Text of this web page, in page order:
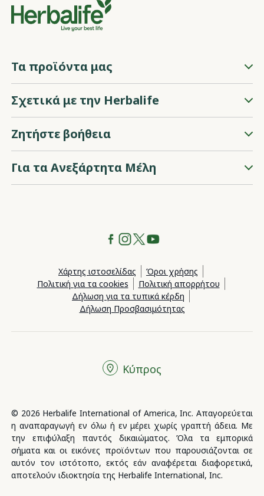
Τα προϊόντα μας
Σχετικά με την Herbalife
Ζητήστε βοήθεια
Για τα Ανεξάρτητα Μέλη
Χάρτης ιστοσελίδας
Όροι χρήσης
Πολιτική για τα cookies
Πολιτική απορρήτου
Δήλωση για τα τυπικά κέρδη
Δήλωση Προσβασιμότητας
© 2026 Herbalife International of America, Inc. Απαγορεύεται
η αναπαραγωγή εν όλω ή εν μέρει χωρίς γραπτή άδεια. Με
την επιφύλαξη παντός δικαιώματος. Όλα τα εμπορικά
σήματα και οι εικόνες προϊόντων που παρουσιάζονται σε
αυτόν τον ιστότοπο, εκτός εάν αναφέρεται διαφορετικά,
αποτελούν ιδιοκτησία της Herbalife International, Inc.
Κύπρος